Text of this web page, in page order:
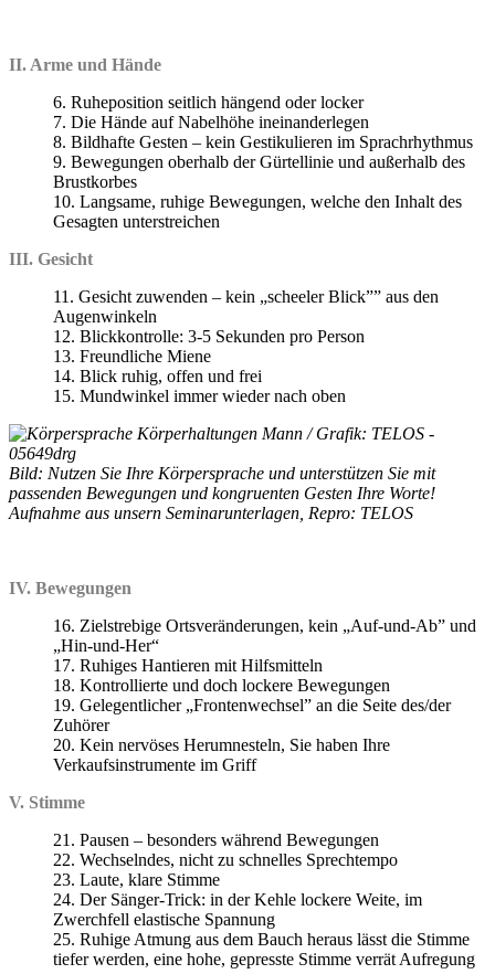
II. Arme und Hände
6. Ruheposition seitlich hängend oder locker
7. Die Hände auf Nabelhöhe ineinanderlegen
8. Bildhafte Gesten – kein Gestikulieren im Sprachrhythmus
9. Bewegungen oberhalb der Gürtellinie und außerhalb des
Brustkorbes
10. Langsame, ruhige Bewegungen, welche den Inhalt des
Gesagten unterstreichen
III. Gesicht
11. Gesicht zuwenden – kein „scheeler Blick”” aus den
Augenwinkeln
12. Blickkontrolle: 3-5 Sekunden pro Person
13. Freundliche Miene
14. Blick ruhig, offen und frei
15. Mundwinkel immer wieder nach oben
Bild: Nutzen Sie Ihre Körpersprache und unterstützen Sie mit
passenden Bewegungen und kongruenten Gesten Ihre Worte!
Aufnahme aus unsern Seminarunterlagen, Repro: TELOS
IV. Bewegungen
16. Zielstrebige Ortsveränderungen, kein „Auf-und-Ab” und
„Hin-und-Her“
17. Ruhiges Hantieren mit Hilfsmitteln
18. Kontrollierte und doch lockere Bewegungen
19. Gelegentlicher „Frontenwechsel” an die Seite des/der
Zuhörer
20. Kein nervöses Herumnesteln, Sie haben Ihre
Verkaufsinstrumente im Griff
V. Stimme
21. Pausen – besonders während Bewegungen
22. Wechselndes, nicht zu schnelles Sprechtempo
23. Laute, klare Stimme
24. Der Sänger-Trick: in der Kehle lockere Weite, im
Zwerchfell elastische Spannung
25. Ruhige Atmung aus dem Bauch heraus lässt die Stimme
tiefer werden, eine hohe, gepresste Stimme verrät Aufregung